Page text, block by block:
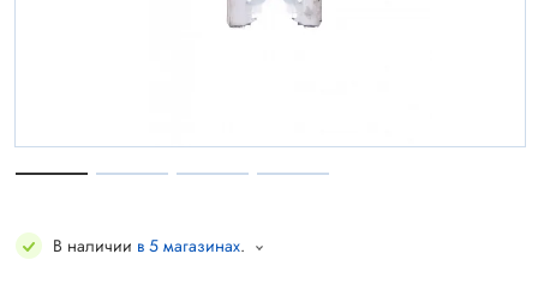
В наличии в 5 магазинах.